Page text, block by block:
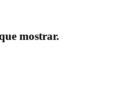
mostrar.